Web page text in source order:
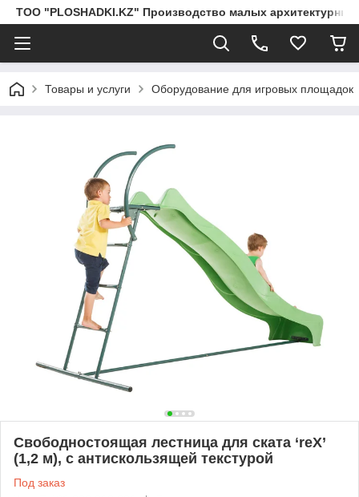
ТОО "PLOSHADKI.KZ" Производство малых
Товары и услуги Оборудование для игровых площадок
Свободностоящая лестница для ската ‘reX’
(1,2 м), с антискользящей текстурой
Под заказ